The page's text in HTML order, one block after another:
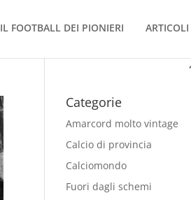
IL FOOTBALL DEI PIONIERI ARTICOLI
Categorie
Amarcord molto vintage
Calcio di provincia
Calciomondo
Fuori dagli schemi